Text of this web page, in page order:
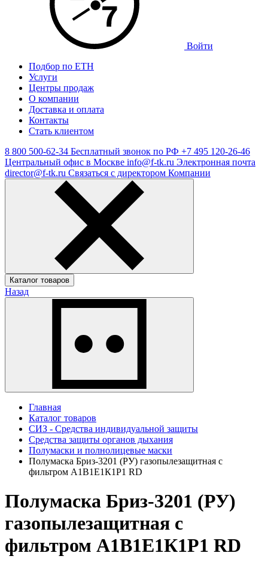
Войти
Подбор по ЕТН
Услуги
Центры продаж
О компании
Доставка и оплата
Контакты
Стать клиентом
8 800 500-62-34 Бесплатный звонок по РФ +7 495 120-26-46
Центральный офис в Москве info@f-tk.ru Электронная почта
director@f-tk.ru Связаться с директором Компании
Каталог товаров
Назад
Главная
Каталог товаров
СИЗ - Средства индивидуальной защиты
Средства защиты органов дыхания
Полумаски и полнолицевые маски
Полумаска Бриз-3201 (РУ) газопылезащитная с
фильтром А1В1Е1К1Р1 RD
Полумаска Бриз-3201 (РУ)
газопылезащитная с
фильтром А1В1Е1К1Р1 RD